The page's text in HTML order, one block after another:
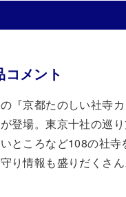
コメント
『京都たのしい社寺
登場。東京十社の巡
ところなど108の社寺
り情報も盛りだくさん